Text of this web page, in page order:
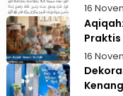
16
Praktis
16